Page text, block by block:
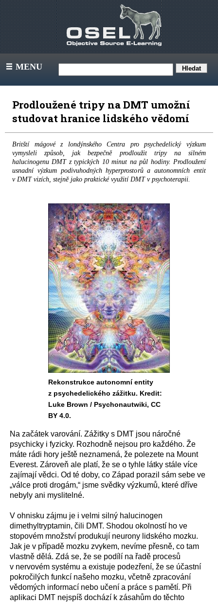
III MENU
Prodloužené tripy na DMT umožní
studovat hranice lidského vědomí
Britští mágové z londýnského Centra pro psychedelický výzkum
vymysleli způsob, jak bezpečně prodloužit tripy na silném
halucinogenu DMT z typických 10 minut na půl hodiny. Prodloužení
usnadní výzkum podivuhodných hyperprostorů a autonomních entit
v DMT vizích, stejně jako praktické využití DMT v psychoterapii.
Rekonstrukce autonomní entity
z psychedelického zážitku. Kredit:
Luke Brown / Psychonautwiki, CC
BY 4.0.
Na začátek varování. Zážitky s DMT jsou náročné
psychicky i fyzicky. Rozhodně nejsou pro každého. Že
máte rádi hory ještě neznamená, že polezete na Mount
Everest. Zároveň ale platí, že se o tyhle látky stále více
zajímají vědci. Od té doby, co Západ porazil sám sebe ve
„válce proti drogám,“ jsme svědky výzkumů, které dříve
nebyly ani myslitelné.
V ohnisku zájmu je i velmi silný halucinogen
dimethyltryptamin, čili DMT. Shodou okolností ho ve
stopovém množství produkují neurony lidského mozku.
Jak je v případě mozku zvykem, nevíme přesně, co tam
vlastně dělá. Zdá se, že se podílí na řadě procesů
v nervovém systému a existuje podezření, že se účastní
pokročilých funkcí našeho mozku, včetně zpracování
vědomých informací nebo učení a práce s pamětí. Při
aplikaci DMT nejspíš dochází k zásahům do těchto